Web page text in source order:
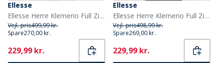
Ellesse
Ellesse Herre Klemerio Full Zip Hættetrøje Light Grey Marl
Vejl. pris499,99 kr.
Spare270,00 kr.
Current
229,99 kr.
Ellesse
Ellesse Herre Klemerio Full Zip Hættetrøje Navy
Vejl. pris498,99 kr.
Spare269,00 kr.
Current
229,99 kr.